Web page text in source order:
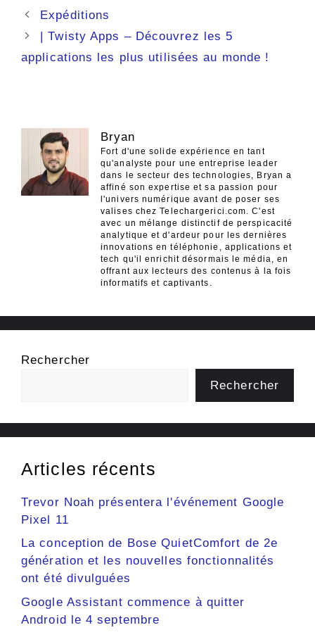
Navigation
des
Expéditions
| Twisty Apps – Découvrez les 5
applications les plus utilisées au monde !
Bryan
Fort d'une solide expérience en tant
qu'analyste pour une entreprise leader
dans le secteur des technologies, Bryan a
affiné son expertise et sa passion pour
l'univers numérique avant de poser ses
valises chez Telechargerici.com. C'est
avec un mélange distinctif de perspicacité
analytique et d'ardeur pour les dernières
innovations en téléphonie, applications et
tech qu'il enrichit désormais le média, en
offrant aux lecteurs des contenus à la fois
informatifs et captivants.
Rechercher
Rechercher
Articles récents
Trevor Noah présentera l'événement Google
Pixel 11
La conception de Bose QuietComfort de 2e
génération et les nouvelles fonctionnalités
ont été divulguées
Google Assistant commence à quitter
Android le 4 septembre